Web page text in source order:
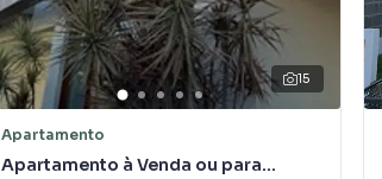
15
Apartamento
Apartamento à Venda ou para